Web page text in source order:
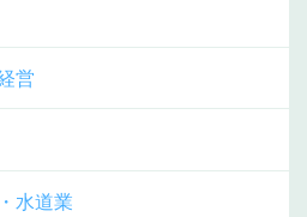
営
水道業